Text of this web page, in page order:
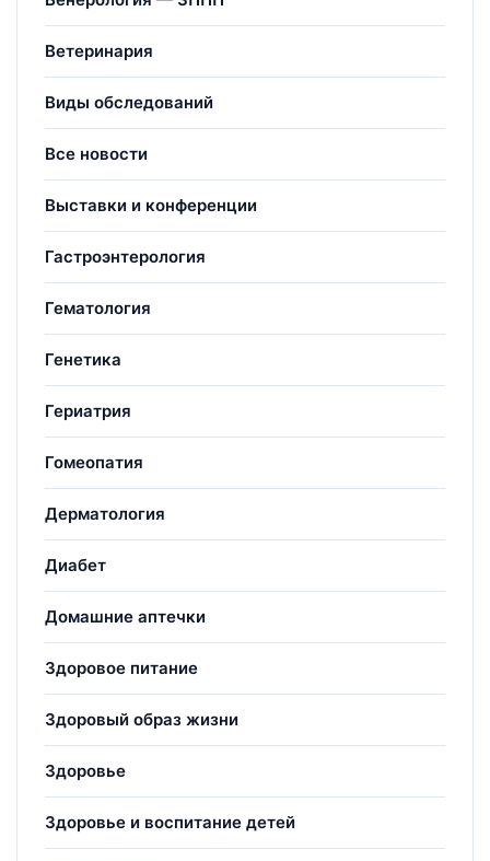
Ветеринария
Виды обследований
Все новости
Выставки и конференции
Гастроэнтерология
Гематология
Генетика
Гериатрия
Гомеопатия
Дерматология
Диабет
Домашние аптечки
Здоровое питание
Здоровый образ жизни
Здоровье
Здоровье и воспитание детей